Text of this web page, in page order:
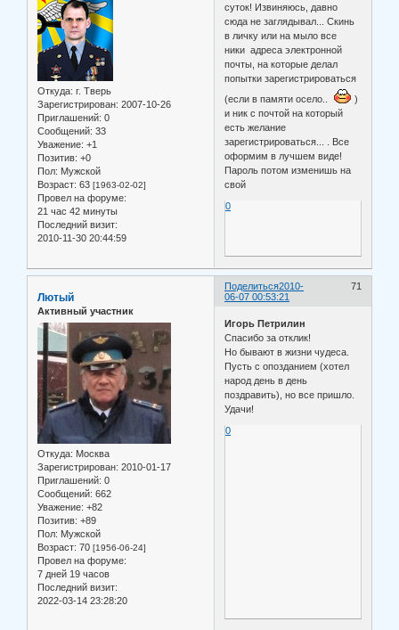
Откуда: г. Тверь
Зарегистрирован: 2007-10-26
Приглашений: 0
Сообщений: 33
Уважение: +1
Позитив: +0
Пол: Мужской
Возраст: 63 [1963-02-02]
Провел на форуме:
21 час 42 минуты
Последний визит:
2010-11-30 20:44:59
суток! Извиняюсь, давно
сюда не заглядывал... Скинь
в личку или на мыло все
ники адреса электронной
почты, на которые делал
попытки зарегистрироваться
(если в памяти осело..
)
и ник с почтой на который
есть желание
зарегистрироваться... . Все
оформим в лучшем виде!
Пароль потом изменишь на
свой
0
Поделиться 71
2010-
06-07 00:53:21
Лютый
Активный участник
Откуда: Москва
Зарегистрирован: 2010-01-17
Приглашений: 0
Сообщений: 662
Уважение: +82
Позитив: +89
Пол: Мужской
Возраст: 70 [1956-06-24]
Провел на форуме:
7 дней 19 часов
Последний визит:
2022-03-14 23:28:20
Игорь Петрилин
Спасибо за отклик!
Но бывают в жизни чудеса.
Пусть с опозданием (хотел
народ день в день
поздравить), но все пришло.
Удачи!
0